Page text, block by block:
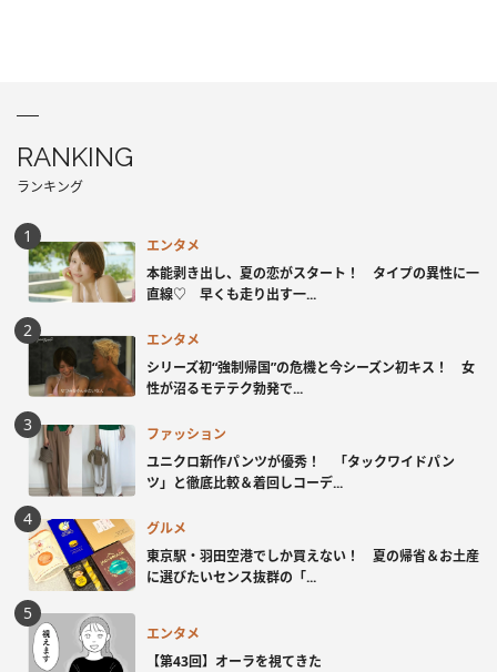
RANKING
ランキング
エンタメ
本能剥き出し、夏の恋がスタート！ タイプの異性に一
直線♡ 早くも走り出す一...
エンタメ
シリーズ初“強制帰国”の危機と今シーズン初キス！ 女
性が沼るモテテク勃発で...
ファッション
ユニクロ新作パンツが優秀！ 「タックワイドパン
ツ」と徹底比較＆着回しコーデ...
グルメ
東京駅・羽田空港でしか買えない！ 夏の帰省＆お土産
に選びたいセンス抜群の「...
エンタメ
【第43回】オーラを視てきた